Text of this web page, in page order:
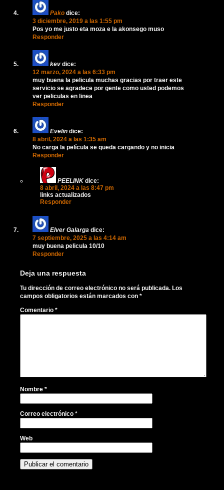
Pako dice:
3 diciembre, 2019 a las 1:55 pm
Pos yo me justo eta moza e la akonsego muso
Responder
kev dice:
12 marzo, 2024 a las 6:33 pm
muy buena la pelicula muchas gracias por traer este
servicio se agradece por gente como usted podemos
ver peliculas en linea
Responder
Evelin dice:
8 abril, 2024 a las 1:35 am
No carga la película se queda cargando y no inicia
Responder
PEELINK dice:
8 abril, 2024 a las 8:47 pm
links actualizados
Responder
Elver Galarga dice:
7 septiembre, 2025 a las 4:14 am
muy buena pelicula 10/10
Responder
Deja una respuesta
Tu dirección de correo electrónico no será publicada. Los
campos obligatorios están marcados con *
Comentario *
Nombre *
Correo electrónico *
Web